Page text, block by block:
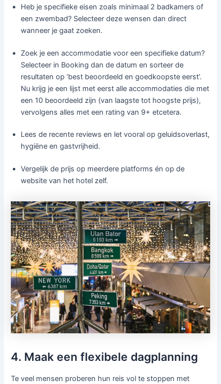
Heb je specifieke eisen zoals minimaal 2 badkamers of
een zwembad? Selecteer deze wensen dan direct
wanneer je gaat zoeken.
Zoek je een accommodatie voor een specifieke datum?
Selecteer in Booking dan de datum en sorteer de
resultaten op ‘best beoordeeld en goedkoopste eerst’.
Nu krijg je een lijst met eerst alle accommodaties die met
een 10 beoordeeld zijn (van laagste tot hoogste prijs),
vervolgens alles met een rating van 9+ etcetera.
Lees de recente reviews en let vooral op geluidsoverlast,
hygiëne en gastvrijheid.
Vergelijk de prijs op meerdere platforms én op de
website van het hotel zelf.
4. Maak een flexibele dagplanning
Te veel mensen proberen hun reis vol te stoppen met